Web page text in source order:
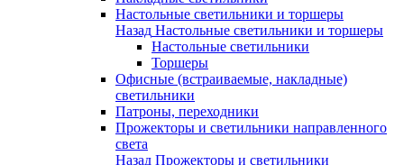
Настольные светильники и торшеры
Назад Настольные светильники и торшеры
Настольные светильники
Торшеры
Офисные (встраиваемые, накладные)
светильники
Патроны, переходники
Прожекторы и светильники направленного
света
Назад Прожекторы и светильники